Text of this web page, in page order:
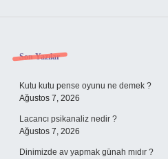
Sidebar
Son Yazılar
Kutu kutu pense oyunu ne demek ?
Ağustos 7, 2026
Lacancı psikanaliz nedir ?
Ağustos 7, 2026
Dinimizde av yapmak günah mıdır ?